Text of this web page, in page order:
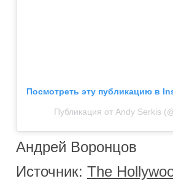
Посмотреть эту публикацию в
Публикация от Andy Serkis
Андрей Воронцов
Источник: The